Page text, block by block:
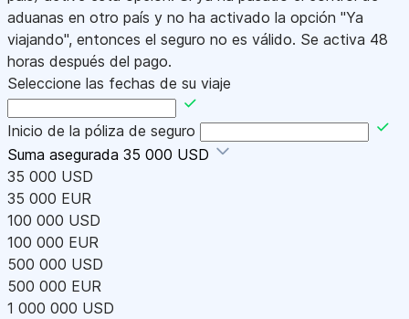
aduanas en otro país y no ha activado la opción "Ya
viajando", entonces el seguro no es válido. Se activa 48
horas después del pago.
Seleccione las fechas de su viaje
Inicio de la póliza de seguro
Suma asegurada 35 000 USD
35 000 USD
35 000 EUR
100 000 USD
100 000 EUR
500 000 USD
500 000 EUR
1 000 000 USD